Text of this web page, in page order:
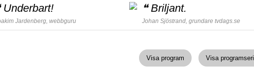
Underbart!
Jardenberg, webbguru
❝Briljant.
Johan Sjöstrand, grundare tvdags.se
Visa program Visa